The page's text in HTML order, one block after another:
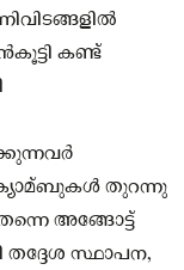
കണ്ട്
തുറന്നു
അങ്ങോട്ട്
തദ്ദേശ സ്ഥാപന,